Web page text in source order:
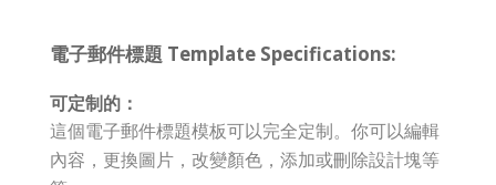
電子郵件標題 Template Specifications:
可定制的：
這個電子郵件標題模板可以完全定制。你可以編輯
內容，更換圖片，改變顏色，添加或刪除設計塊等